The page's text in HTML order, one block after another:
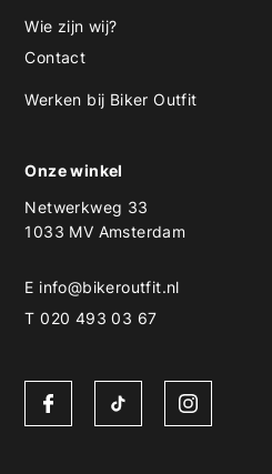
Wie zijn wij?
Contact
Werken bij Biker Outfit
Onze winkel
Netwerkweg 33
1033 MV Amsterdam
E info@bikeroutfit.nl
T 020 493 03 67